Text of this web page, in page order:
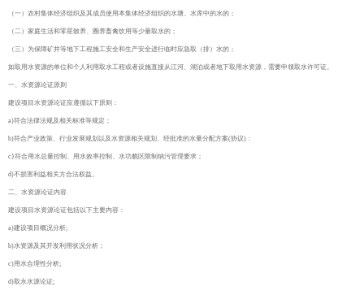
（一）农村集体经济组织及其成员使用本集体经济组织的水塘、水库中的水的；
（二）家庭生活和零星散养、圈养畜禽饮用等少量取水的；
（三）为保障矿井等地下工程施工安全和生产安全进行临时应急取（排）水的；
如取用水资源的单位和个人利用取水工程或者设施直接从江河、湖泊或者地下取用水资源，需要申领取水许可证。
一、水资源论证原则
建设项目水资源论证应遵循以下原则：
a)符合法律法规及相关标准等规定；
b)符合产业政策、行业发展规划以及水资源相关规划、经批准的水量分配方案(协议)：
c}符合用水总量控制、用水效率控制、水功脆区限制纳污管理要求；
d)不损害利益相关方合法权益。
二、水资源论证内容
建设项目水资源论证包括以下主要内容：
a)建设项目概况分析;
b)水资源及其开发利用状况分析；
c)用水合理性分析;
d)取永水源论证;